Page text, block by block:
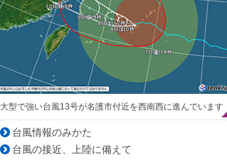
大型で強い台風13号が名護市付近を西南西に進んでいます
台風情報のみかた
台風の接近、上陸に備えて